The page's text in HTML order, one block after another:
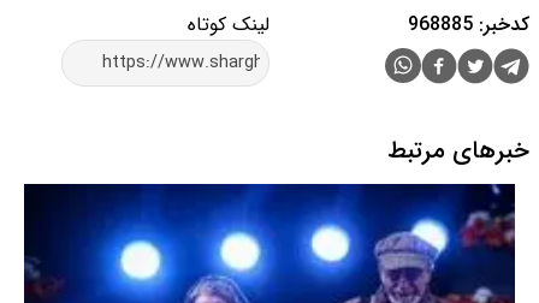
لینک کوتاه کدخبر: 968885
خبرهای مرتبط